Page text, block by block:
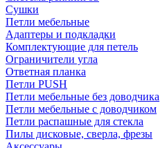
Сушки
Петли мебельные
Адаптеры и подкладки
Комплектующие для петель
Ограничители угла
Ответная планка
Петли PUSH
Петли мебельные без доводчика
Петли мебельные с доводчиком
Петли распашные для стекла
Пилы дисковые, сверла, фрезы